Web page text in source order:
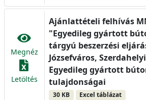
Megnéz
Letöltés
Ajánlattételi felhívás
"Egyedileg gyártott
tárgyú beszerzési
Józsefváros,
Egyedileg gyártott
tulajdonságai
30 KB Excel táblázat